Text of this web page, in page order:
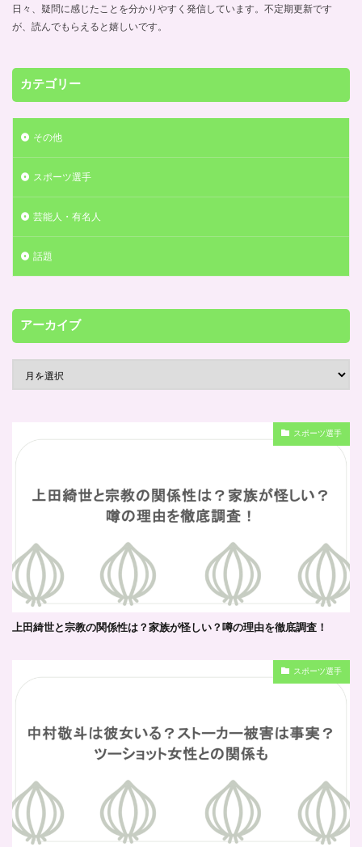
日々、疑問に感じたことを分かりやすく発信しています。不定期更新です
が、読んでもらえると嬉しいです。
カテゴリー
その他
スポーツ選手
芸能人・有名人
話題
アーカイブ
スポーツ選手
上田綺世と宗教の関係性は？家族が怪しい？噂の理由を徹底調査！
スポーツ選手